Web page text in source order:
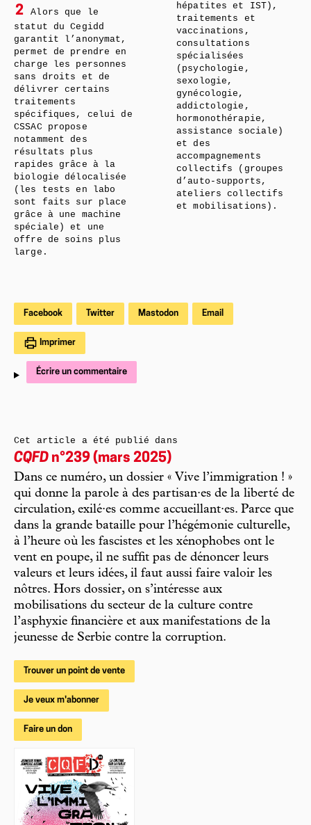
2
Alors que le
statut du Cegidd
garantit l’anonymat,
permet de prendre en
charge les personnes
sans droits et de
délivrer certains
traitements
spécifiques, celui de
CSSAC propose
notamment des
résultats plus
rapides grâce à la
biologie délocalisée
(les tests en labo
sont faits sur place
grâce à une machine
spéciale) et une
offre de soins plus
large.
hépatites et IST),
traitements et
vaccinations,
consultations
spécialisées
(psychologie,
sexologie,
gynécologie,
addictologie,
hormonothérapie,
assistance sociale)
et des
accompagnements
collectifs (groupes
d’auto-supports,
ateliers collectifs
et mobilisations).
Facebook Twitter Mastodon Email
Imprimer
Écrire un commentaire
Cet article a été publié dans
CQFD n°239 (mars 2025)
Dans ce numéro, un dossier « Vive l’immigration ! »
qui donne la parole à des partisan·es de la liberté de
circulation, exilé·es comme accueillant·es. Parce que
dans la grande bataille pour l’hégémonie culturelle,
à l’heure où les fascistes et les xénophobes ont le
vent en poupe, il ne suffit pas de dénoncer leurs
valeurs et leurs idées, il faut aussi faire valoir les
nôtres. Hors dossier, on s’intéresse aux
mobilisations du secteur de la culture contre
l’asphyxie financière et aux manifestations de la
jeunesse de Serbie contre la corruption.
Trouver un point de vente
Je veux m'abonner
Faire un don